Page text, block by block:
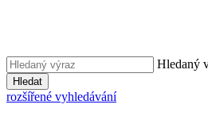
Hledaný
Hledat
rozšířené vyhledávání